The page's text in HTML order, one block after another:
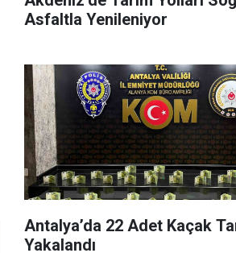
Asfaltla Yenileniyor
Antalya’da 22 Adet Kaçak
Yakalandı